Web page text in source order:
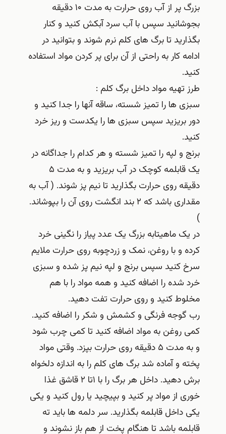
بزرگ پر از آب روی حرارت به مدت ۱۰ دقیقه
بجوشانید سپس با آب سرد آبکش کنید و کنار
بگذارید تا برگ های کلم نرم شوند و بتوانید در
ادامه کار به راحتی از آن برای پر کردن مواد استفاده
کنید.
طرز تهیه مواد داخل برگ کلم :
سبزی ها را تمیز شسته، ساقه آنها را جدا کنید و
دور بریزید سپس سبزی ها را یکدست و ریز خرد
کنید.
برنج و لپه را تمیز شسته و هر کدام را جداگانه در
یک قابلمه کوچک در آب بریزید و به مدت ۵
دقیقه روی حرارت بگذارید تا نیم پز شوند. ( آب به
مقداری باشد که ۲ بند انگشت روی آن را بپوشاند.
)
در یک ماهیتابه بزرگ یک عدد پیاز را نگینی خرد
کرده و با روغن، نمک و زردچوبه روی حرارت ملایم
سرخ کنید سپس برنج و لپه نیم پز شده و سبزی
خرد شده را اضافه کنید و همه مواد را با هم
مخلوط کنید و روی حرارت تفت دهید.
رب گوجه فرنگی و کشمش و شکر را اضافه کنید.
کمی روغن به مواد اضافه کنید تا کمی چرب شود
و به مدت ۵ دقیقه روی حرارت بپزد. وقتی مواد
پخته و آماده شد برگ های کلم را به اندازه دلخواه
برش دهید. داخل هر برگ را با ۱تا ۲ قاشق غذا
خوری از مواد پر کنید و بپیچید یا رول کنید و یکی
یکی داخل قابلمه بگذارید. سر دلمه ها باید ته
قابلمه باشد تا هنگام پخت از هم باز نشوند و